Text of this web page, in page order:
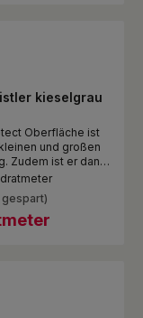
kieselgrau
Oberfläche ist
und großen
Zudem ist er dank
und Pfützen. Das
Preis!
gespart)